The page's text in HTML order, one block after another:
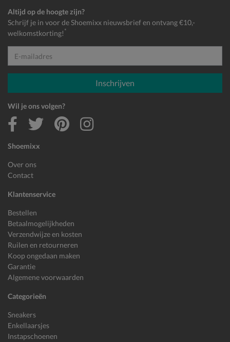
Shoemixx
Over ons
Contact
Klantenservice
Bestellen
Betaalmogelijkheden
Verzendwijze en kosten
Ruilen en retourneren
Koop ongedaan maken
Garantie
Algemene voorwaarden
Categorieën
Sneakers
Enkellaarsjes
Instapschoenen
Altijd op de hoogte zijn?
Schrijf je in voor de Shoemixx nieuwsbrief en ontvang €10,-
welkomstkorting! *
E-mailadres
Inschrijven
Wil je ons volgen?